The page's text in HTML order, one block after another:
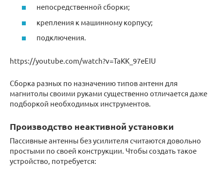
непосредственной сборки;
крепления к машинному корпусу;
подключения.
https://youtube.com/watch?v=TaKK_97eEIU
Сборка разных по назначению типов антенн для
магнитолы своими руками существенно отличается даже
подборкой необходимых инструментов.
Производство неактивной установки
Пассивные антенны без усилителя считаются довольно
простыми по своей конструкции. Чтобы создать такое
устройство, потребуется: